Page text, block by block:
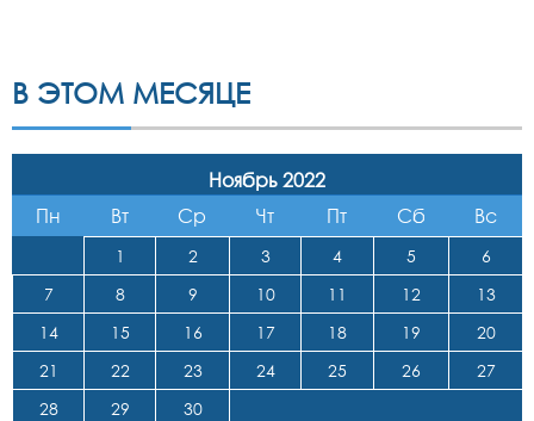
В ЭТОМ МЕСЯЦЕ
Ноябрь 2022
Пн
Вт Ср Чт Пт Сб Вс
1 2 3 4 5
6
7
8 9 10 11 12
13
14
15 16 17 18 19
20
21
22 23 24 25 26
27
28
29 30